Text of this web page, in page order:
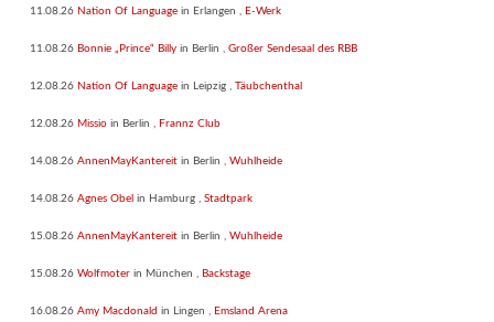
11.08.26 Nation Of Language in Erlangen E-Werk
11.08.26 Bonnie „Prince“ Billy in Berlin Großer Sendesaal des RBB
12.08.26 Nation Of Language in Leipzig Täubchenthal
12.08.26 Missio in Berlin Frannz Club
14.08.26 AnnenMayKantereit in Berlin Wuhlheide
14.08.26 Agnes Obel in Hamburg Stadtpark
15.08.26 AnnenMayKantereit in Berlin Wuhlheide
15.08.26 Wolfmoter in München Backstage
16.08.26 Amy Macdonald in Lingen Emsland Arena